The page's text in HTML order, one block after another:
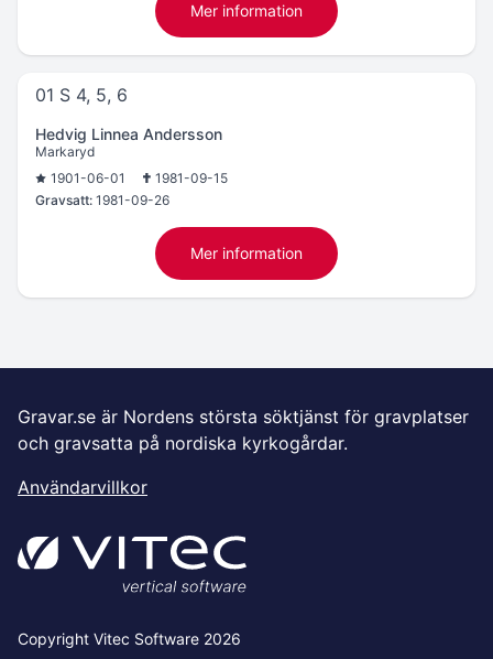
Mer information
01 S 4, 5, 6
Hedvig Linnea Andersson
Markaryd
1901-06-01
1981-09-15
Gravsatt: 1981-09-26
Mer information
Gravar.se är Nordens största söktjänst för gravplatser
och gravsatta på nordiska kyrkogårdar.
Användarvillkor
Copyright Vitec Software 2026